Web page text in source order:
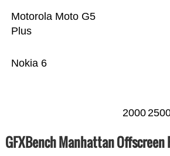
Nokia 6
Motorola Moto G5
Plus
2000
GFXBench Manhattan Offscreen